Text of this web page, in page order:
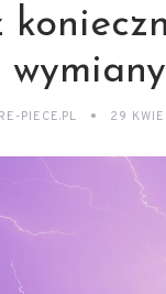
wymiany
PIECE.PL 29